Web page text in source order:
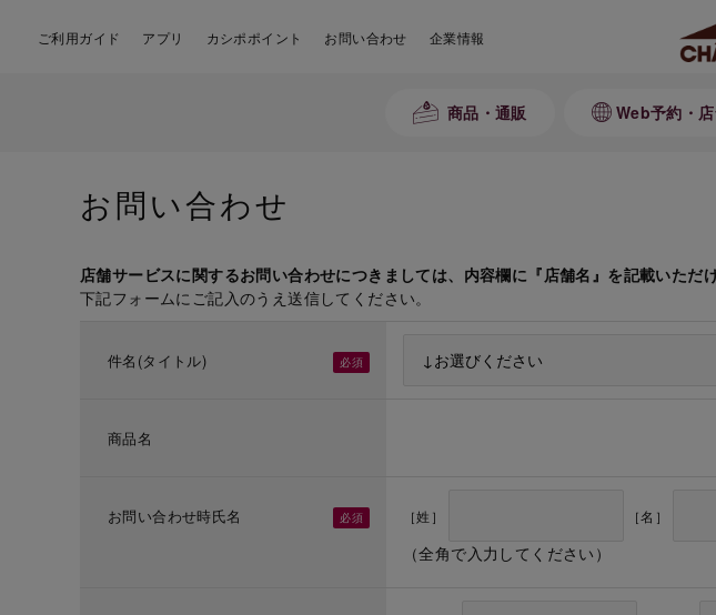
ご利用ガイド アプリ カシポポイント お問い合わせ 企業情報
商品・通販 Web予約・
お問い合わせ
店舗サービスに関するお問い合わせにつきましては、内容欄に『店舗名』を記載いただ
下記フォームにご記入のうえ送信してください。
件名(タイトル)
商品名
お問い合わせ時氏名 ［姓］ ［名］
（全角で入力してください）